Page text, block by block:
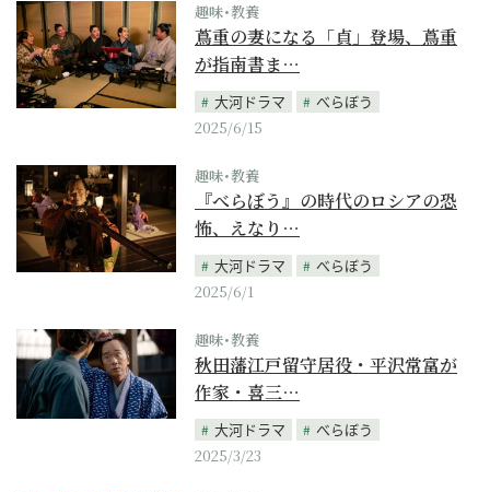
趣味･教養
蔦重の妻になる「貞」登場、蔦重
が指南書ま…
大河ドラマ
べらぼう
2025/6/15
趣味･教養
『べらぼう』の時代のロシアの恐
怖、えなり…
大河ドラマ
べらぼう
2025/6/1
趣味･教養
秋田藩江戸留守居役・平沢常富が
作家・喜三…
大河ドラマ
べらぼう
2025/3/23